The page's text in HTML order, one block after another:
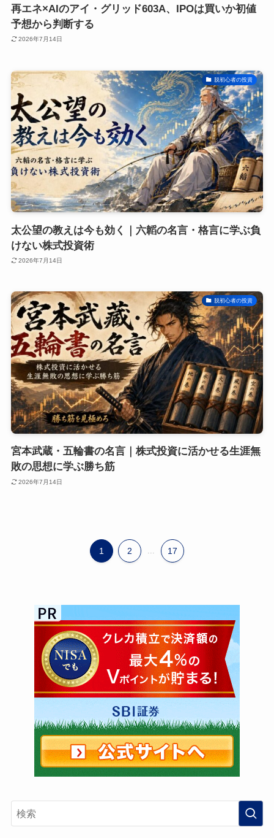
再エネ×AIのアイ・グリッド603A、IPOは買いか初値
予想から判断する
2026年7月14日
脱初心者の投資
太公望の教えは今も効く｜六韜の名言・格言に学ぶ負
けない株式投資術
2026年7月14日
脱初心者の投資
宮本武蔵・五輪書の名言｜株式投資に活かせる生涯無
敗の思想に学ぶ勝ち筋
2026年7月14日
1 2 ... 17